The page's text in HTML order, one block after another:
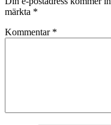
märkta *
Kommentar *